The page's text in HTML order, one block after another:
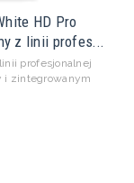
HD Pro
z linii profes...
profesjonalnej
i zintegrowanym